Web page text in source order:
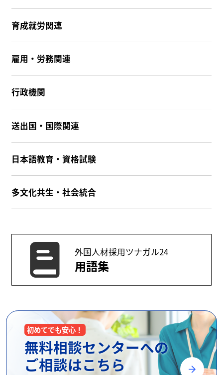
育成就労関連
雇用・労務関連
行政機関
送出国・国際関連
日本語教育・資格試験
多文化共生・社会統合
外国人材採用ツナガル24
用語集
初めてでも安心！
無料相談センターへの
ご相談はこちら